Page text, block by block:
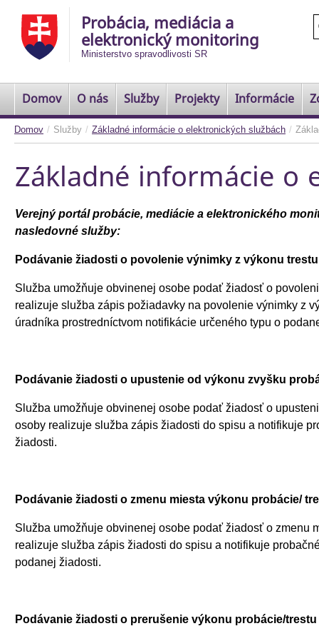
Probácia, mediácia a
elektronický monitoring
Ministerstvo spravodlivosti SR
Domov O nás Služby Projekty Informácie
Domov / Služby / Základné informácie o elektronických službách /
Základné informácie o
Verejný portál probácie, mediácie a elektronického
nasledovné služby:
Podávanie žiadosti o povolenie výnimky z výkonu
Služba umožňuje obvinenej osobe podať žiadosť o
realizuje služba zápis požiadavky na povolenie výnimky z
úradníka prostredníctvom notifikácie určeného typu o
Podávanie žiadosti o upustenie od výkonu zvyšku
Služba umožňuje obvinenej osobe podať žiadosť o
osoby realizuje služba zápis žiadosti do spisu a notifikuje
žiadosti.
Podávanie žiadosti o zmenu miesta výkonu probácie/
Služba umožňuje obvinenej osobe podať žiadosť o zmenu
realizuje služba zápis žiadosti do spisu a notifikuje
podanej žiadosti.
Podávanie žiadosti o prerušenie výkonu